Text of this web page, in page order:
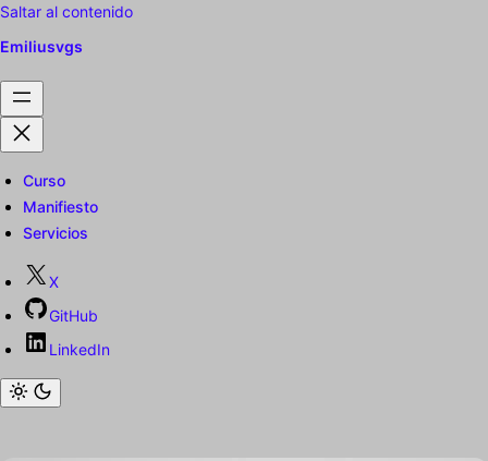
Saltar al contenido
Emiliusvgs
Curso
Manifiesto
Servicios
X
GitHub
LinkedIn